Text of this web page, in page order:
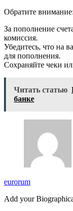
Обратите внимание:
За пополнение
комиссия.
Убедитесь, что на
для пополнения.
Сохраняйте чеки
Читать статью
банке
eurorum
Add your